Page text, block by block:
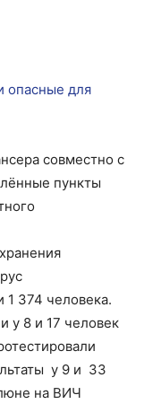
опасные для
совместно с
пункты
374 человека.
у 8 и 17 человек
у 9 и 33
на ВИЧ